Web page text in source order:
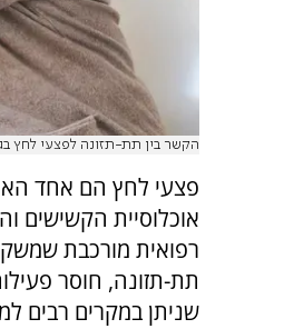
הקשר בין תת-תזונה לפצעי לחץ
פצעי לחץ הם אחד
אוכלוסיית הקשישים
רפואית מורכבת
תת-תזונה, חוסר
שניתן במקרים רבים